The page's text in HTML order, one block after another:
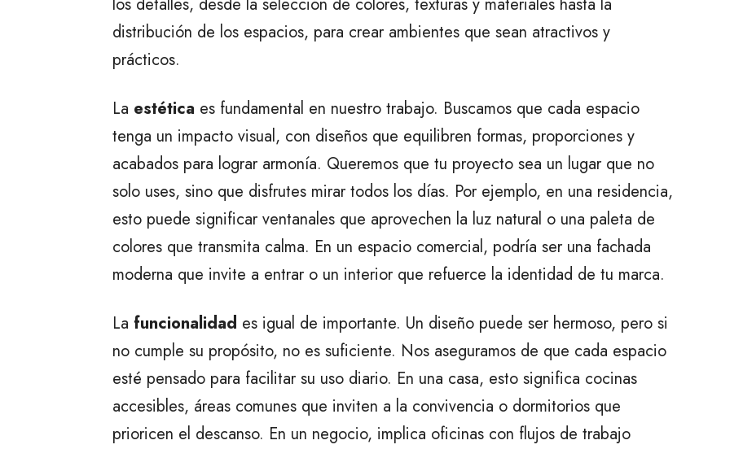
distribución de los espacios, para crear ambientes que sean atractivos y
prácticos.
La estética es fundamental en nuestro trabajo. Buscamos que cada espacio
tenga un impacto visual, con diseños que equilibren formas, proporciones y
acabados para lograr armonía. Queremos que tu proyecto sea un lugar que no
solo uses, sino que disfrutes mirar todos los días. Por ejemplo, en una residencia,
esto puede significar ventanales que aprovechen la luz natural o una paleta de
colores que transmita calma. En un espacio comercial, podría ser una fachada
moderna que invite a entrar o un interior que refuerce la identidad de tu marca.
La funcionalidad es igual de importante. Un diseño puede ser hermoso, pero si
no cumple su propósito, no es suficiente. Nos aseguramos de que cada espacio
esté pensado para facilitar su uso diario. En una casa, esto significa cocinas
accesibles, áreas comunes que inviten a la convivencia o dormitorios que
prioricen el descanso. En un negocio, implica oficinas con flujos de trabajo